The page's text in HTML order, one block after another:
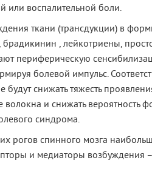
или воспалительной боли.
ткани (трансдукции) в
брадикинин , лейкотриены,
периферическую
болевой импульс.
будут снижать тяжесть
волокна и снижать
синдрома.
рогов спинного мозга
и медиаторы возбуждения